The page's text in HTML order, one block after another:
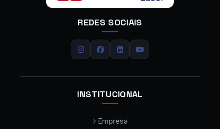
Calandra de Chapas
Carregador de Chapas
Centro de Usinagem CNC Preço
REDES SOCIAIS
INSTITUCIONAL
Empresa